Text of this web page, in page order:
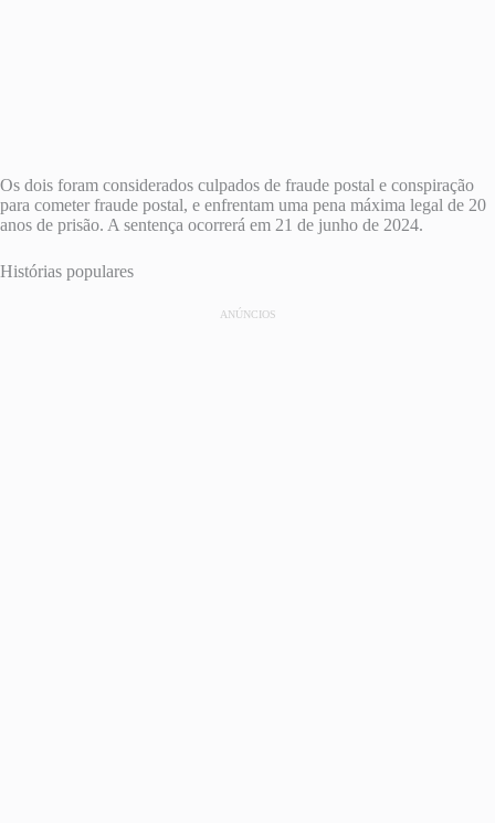
Os dois foram considerados culpados de fraude postal e conspiração
para cometer fraude postal, e enfrentam uma pena máxima legal de 20
anos de prisão. A sentença ocorrerá em 21 de junho de 2024.
Histórias populares
ANÚNCIOS